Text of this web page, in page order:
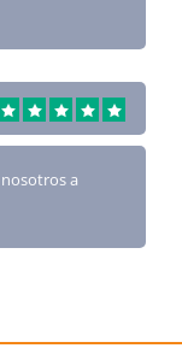
a